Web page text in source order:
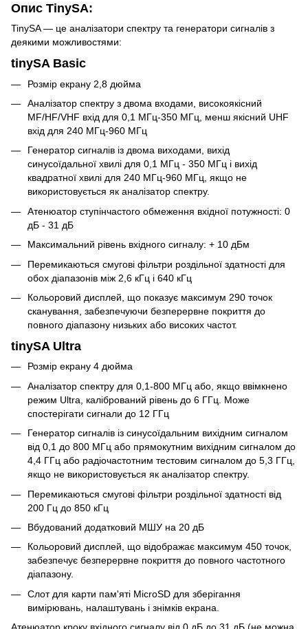
Опис TinySA:
TinySA — це аналізатори спектру та генератори сигналів з
деякими можливостями:
tinySA Basic
Розмір екрану 2,8 дюйма
Аналізатор спектру з двома входами, високоякісний
MF/HF/VHF вхід для 0,1 МГц-350 МГц, менш якісний UHF
вхід для 240 МГц-960 МГц
Генератор сигналів із двома виходами, вихід
синусоїдальної хвилі для 0,1 МГц - 350 МГц і вихід
квадратної хвилі для 240 МГц-960 МГц, якщо не
використовується як аналізатор спектру.
Атенюатор ступінчастого обмеження вхідної потужності: 0
дБ - 31 дБ
Максимальний рівень вхідного сигналу: + 10 дБм
Перемикаються смугові фільтри роздільної здатності для
обох діапазонів між 2,6 кГц і 640 кГц
Кольоровий дисплей, що показує максимум 290 точок
сканування, забезпечуючи безперервне покриття до
повного діапазону низьких або високих частот.
tinySA Ultra
Розмір екрану 4 дюйма
Аналізатор спектру для 0,1-800 МГц або, якщо ввімкнено
режим Ultra, калібрований рівень до 6 ГГц. Може
спостерігати сигнали до 12 ГГц
Генератор сигналів із синусоїдальним вихідним сигналом
від 0,1 до 800 МГц або прямокутним вихідним сигналом до
4,4 ГГц або радіочастотним тестовим сигналом до 5,3 ГГц,
якщо не використовується як аналізатор спектру.
Перемикаються смугові фільтри роздільної здатності від
200 Гц до 850 кГц
Вбудований додатковий МШУ на 20 дБ
Кольоровий дисплей, що відображає максимум 450 точок,
забезпечує безперервне покриття до повного частотного
діапазону.
Слот для карти пам'яті MicroSD для зберігання
вимірювань, налаштувань і знімків екрана.